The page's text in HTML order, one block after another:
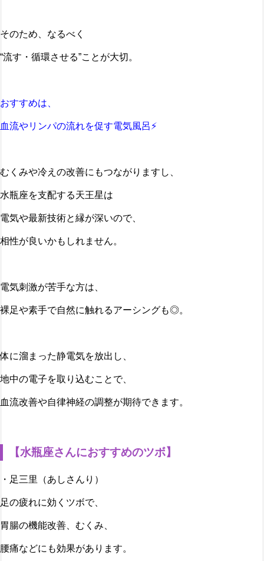
そのため、なるべく
“流す・循環させる”ことが大切。
おすすめは、
血流やリンパの流れを促す電気風呂⚡
むくみや冷えの改善にもつながりますし、
水瓶座を支配する天王星は
電気や最新技術と縁が深いので、
相性が良いかもしれません。
電気刺激が苦手な方は、
裸足や素手で自然に触れるアーシングも◎。
体に溜まった静電気を放出し、
地中の電子を取り込むことで、
血流改善や自律神経の調整が期待できます。
【水瓶座さんにおすすめのツボ】
・足三里（あしさんり）
足の疲れに効くツボで、
胃腸の機能改善、むくみ、
腰痛などにも効果があります。